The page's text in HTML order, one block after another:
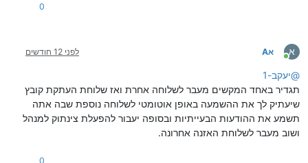
0
א
מחובר
אA לפני 12 חודשים
@יעקב-1
תגדיר באחד המקשים מעבר לשלוחה אחרת ואז שלוחת העתקת קובץ
שיעתיק לך את ההשמעה באופן אוטומטי לשלוחה נוספת שבה אתה
תשמע את ההודעות הבעייתיות ובסופה יעבור להפעלת צינתוק למנהל
ושוב מעבר לשלוחת האזנה אחרונה.
0